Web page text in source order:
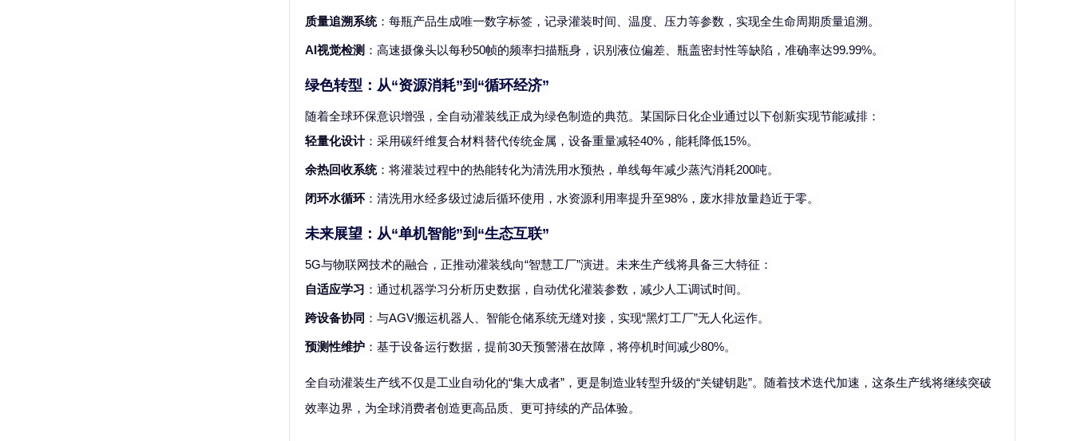
质量追溯系统 ：每瓶产品生成唯一数字标签，记录灌装时间、温度、压力等参数，实现全生命周期质量追溯。
AI视觉检测 ：高速摄像头以每秒50帧的频率扫描瓶身，识别液位偏差、瓶盖密封性等缺陷，准确率达99.99%。
绿色转型：从“资源消耗”到“循环经济”
随着全球环保意识增强，全自动灌装线正成为绿色制造的典范。某国际日化企业通过以下创新实现节能减排：
轻量化设计 ：采用碳纤维复合材料替代传统金属，设备重量减轻40%，能耗降低15%。
余热回收系统 ：将灌装过程中的热能转化为清洗用水预热，单线每年减少蒸汽消耗200吨。
闭环水循环 ：清洗用水经多级过滤后循环使用，水资源利用率提升至98%，废水排放量趋近于零。
未来展望：从“单机智能”到“生态互联”
5G与物联网技术的融合，正推动灌装线向“智慧工厂”演进。未来生产线将具备三大特征：
自适应学习 ：通过机器学习分析历史数据，自动优化灌装参数，减少人工调试时间。
跨设备协同 ：与AGV搬运机器人、智能仓储系统无缝对接，实现“黑灯工厂”无人化运作。
预测性维护 ：基于设备运行数据，提前30天预警潜在故障，将停机时间减少80%。
全自动灌装生产线不仅是工业自动化的“集大成者”，更是制造业转型升级的“关键钥匙”。随着技术迭代加速，这条生产线将继续突破
效率边界，为全球消费者创造更高品质、更可持续的产品体验。